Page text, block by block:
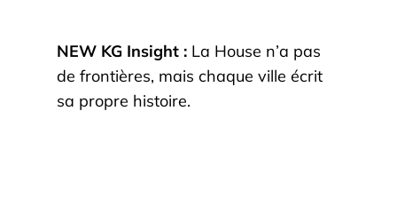
NEW KG Insight : La House n’a pas
de frontières, mais chaque ville écrit
sa propre histoire.